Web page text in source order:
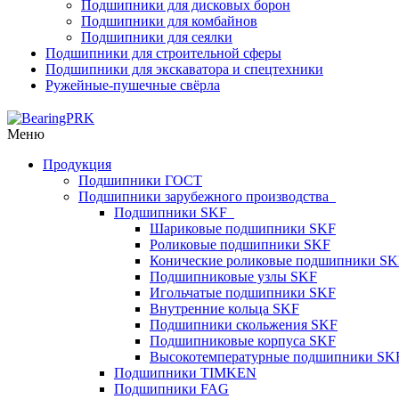
Подшипники для дисковых борон
Подшипники для комбайнов
Подшипники для сеялки
Подшипники для строительной сферы
Подшипники для экскаватора и спецтехники
Ружейные-пушечные свёрла
Меню
Продукция
Подшипники ГОСТ
Подшипники зарубежного производства
Подшипники SKF
Шариковые подшипники SKF
Роликовые подшипники SKF
Конические роликовые подшипники
Подшипниковые узлы SKF
Игольчатые подшипники SKF
Внутренние кольца SKF
Подшипники скольжения SKF
Подшипниковые корпуса SKF
Высокотемпературные подшипники
Подшипники TIMKEN
Подшипники FAG